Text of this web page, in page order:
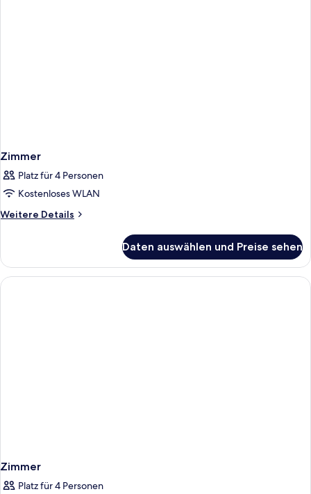
Zimmer
Platz für 4 Personen
Kostenloses WLAN
Weitere Details
Weitere
Daten auswählen und Preise sehen
Zimmer
Platz für 4 Personen